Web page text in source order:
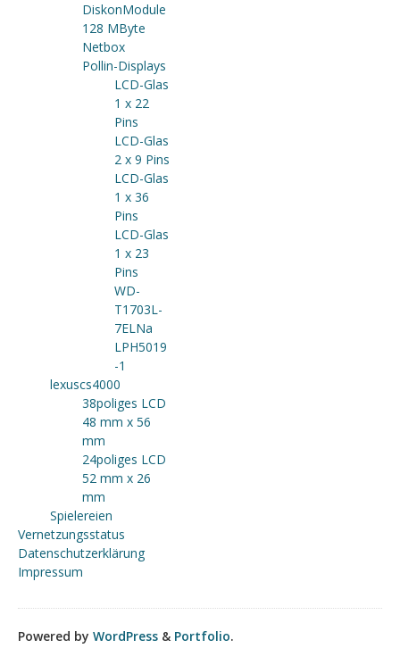
DiskonModule
128 MByte
Netbox
Pollin-Displays
LCD-Glas
1 x 22
Pins
LCD-Glas
2 x 9 Pins
LCD-Glas
1 x 36
Pins
LCD-Glas
1 x 23
Pins
WD-
T1703L-
7ELNa
LPH5019
-1
lexuscs4000
38poliges LCD
48 mm x 56
mm
24poliges LCD
52 mm x 26
mm
Spielereien
Vernetzungsstatus
Datenschutzerklärung
Impressum
Powered by WordPress & Portfolio.